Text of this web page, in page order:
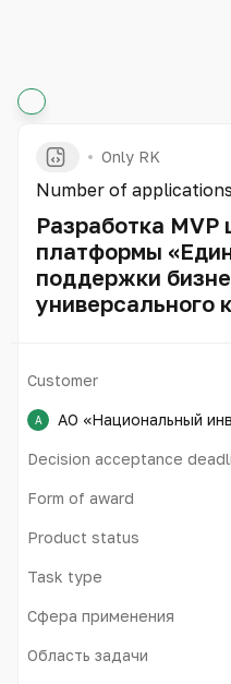
Only RK
Number of
Разработка MVP
платформы
поддержки
универсального
Customer
А АО «Национальный
Decision acceptance
Form of award
Product status
Task type
Сфера применения
Область задачи